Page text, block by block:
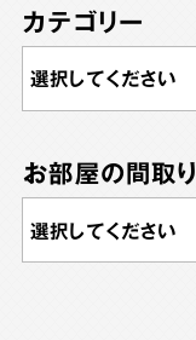
カテゴリー
お部屋の間取り